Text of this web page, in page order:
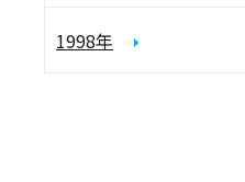
1998年